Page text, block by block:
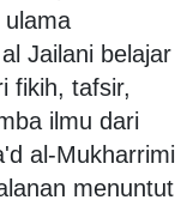
ulama
Jailani belajar
fikih, tafsir,
ilmu dari
al-Mukharrimi
menuntut